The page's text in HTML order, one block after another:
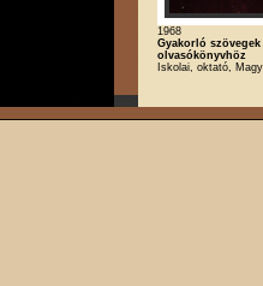
1968
Gyakorló szövegek
olvasókönyvhöz
Iskolai, oktató,